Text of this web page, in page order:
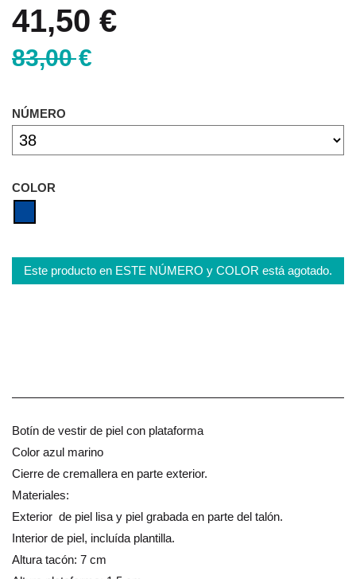
41,50 €
83,00 €
NÚMERO
COLOR
Este producto en ESTE NÚMERO y COLOR está agotado.
Botín de vestir de piel con plataforma
Color azul marino
Cierre de cremallera en parte exterior.
Materiales:
Exterior de piel lisa y piel grabada en parte del talón.
Interior de piel, incluída plantilla.
Altura tacón: 7 cm